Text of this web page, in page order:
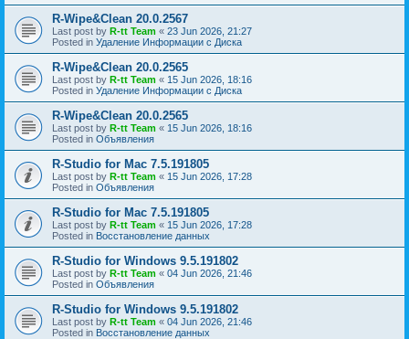
R-Wipe&Clean 20.0.2567
Last post by R-tt Team « 23 Jun 2026, 21:27
Posted in Удаление Информации с Диска
R-Wipe&Clean 20.0.2565
Last post by R-tt Team « 15 Jun 2026, 18:16
Posted in Удаление Информации с Диска
R-Wipe&Clean 20.0.2565
Last post by R-tt Team « 15 Jun 2026, 18:16
Posted in Объявления
R-Studio for Mac 7.5.191805
Last post by R-tt Team « 15 Jun 2026, 17:28
Posted in Объявления
R-Studio for Mac 7.5.191805
Last post by R-tt Team « 15 Jun 2026, 17:28
Posted in Восстановление данных
R-Studio for Windows 9.5.191802
Last post by R-tt Team « 04 Jun 2026, 21:46
Posted in Объявления
R-Studio for Windows 9.5.191802
Last post by R-tt Team « 04 Jun 2026, 21:46
Posted in Восстановление данных